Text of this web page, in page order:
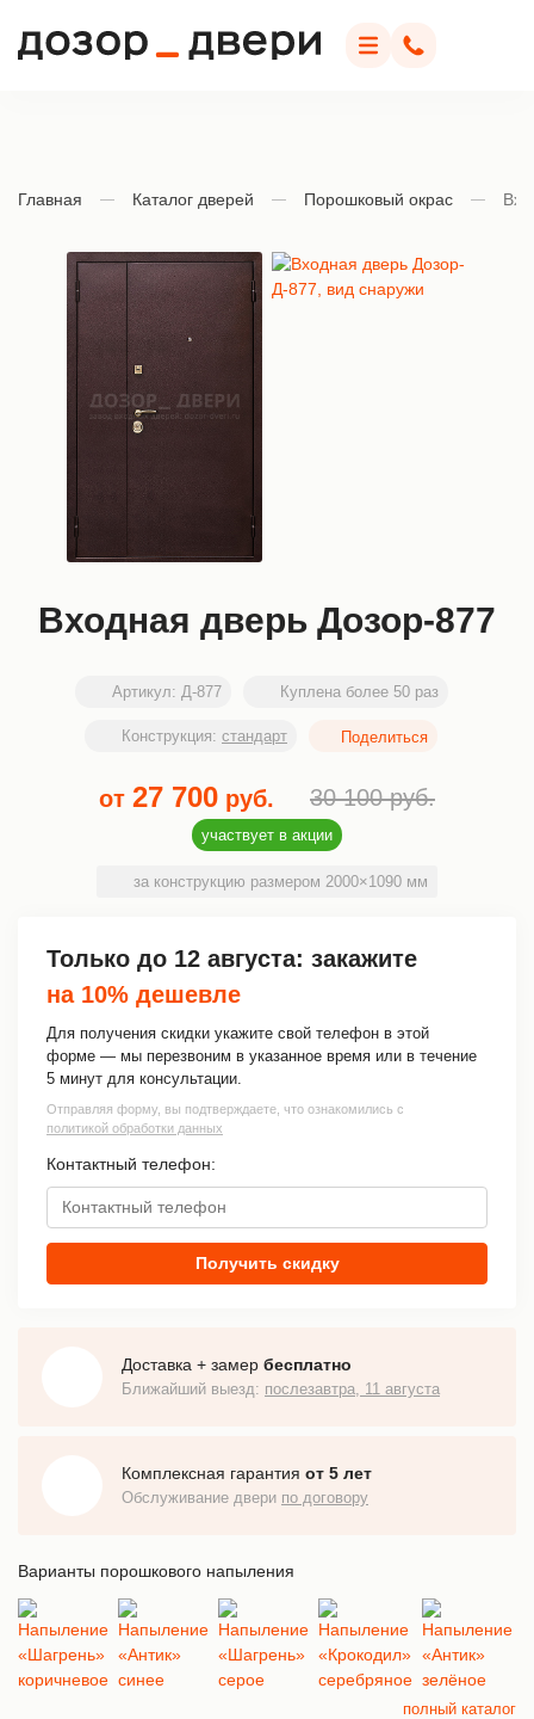
Дозор Двери
МенюПозвонить
Главная Каталог дверей Порошковый окрас
Входная дверь Дозор-877
Артикул: Д-877 Куплена более 50 раз
Конструкция: стандарт
от 27 700 руб. 30 100руб.
участвует в акции
за конструкцию размером 2000×1090 мм
Только до 12 августа: закажите
на 10% дешевле
Для получения скидки укажите свой телефон в этой
форме — мы перезвоним в указанное время или в течение
5 минут для консультации.
Отправляя форму, вы подтверждаете, что ознакомились с
политикой обработки данных
Контактный телефон:
Получить скидку
Доставка + замер бесплатно
Ближайший выезд: послезавтра, 11 августа
Комплексная гарантия от 5 лет
Обслуживание двери по договору
Варианты порошкового напыления
полный каталог